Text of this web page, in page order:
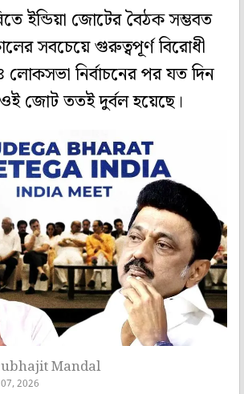
ইন্ডিয়া জোটের বৈঠক সম্ভবত
সবচেয়ে গুরুত্বপূর্ণ বিরোধী
নির্বাচনের পর যত দিন
জোট ততই দুর্বল হয়েছে।
Mandal
2026